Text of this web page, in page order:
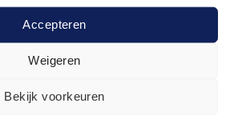
Accepteren
Weigeren
Bekijk voorkeuren